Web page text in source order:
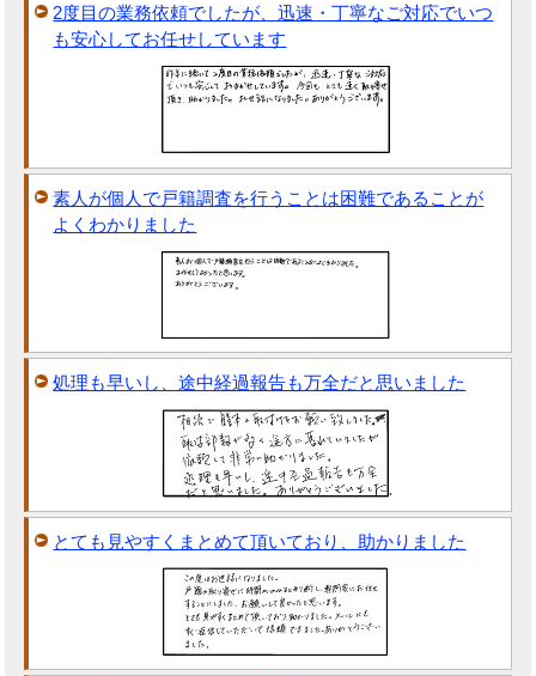
2度目の業務依頼でしたが、迅速・丁寧なご対応でいつ
も安心してお任せしています
素人が個人で戸籍調査を行うことは困難であることが
よくわかりました
処理も早いし、途中経過報告も万全だと思いました
とても見やすくまとめて頂いており、助かりました